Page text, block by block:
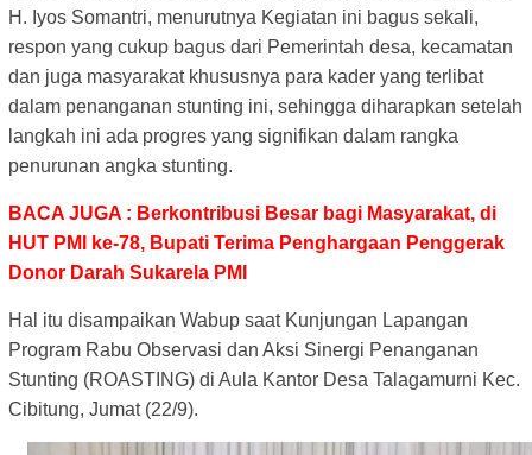
H. Iyos Somantri, menurutnya Kegiatan ini bagus sekali,
respon yang cukup bagus dari Pemerintah desa, kecamatan
dan juga masyarakat khususnya para kader yang terlibat
dalam penanganan stunting ini, sehingga diharapkan setelah
langkah ini ada progres yang signifikan dalam rangka
penurunan angka stunting.
BACA JUGA : Berkontribusi Besar bagi Masyarakat, di
HUT PMI ke-78, Bupati Terima Penghargaan Penggerak
Donor Darah Sukarela PMI
Hal itu disampaikan Wabup saat Kunjungan Lapangan
Program Rabu Observasi dan Aksi Sinergi Penanganan
Stunting (ROASTING) di Aula Kantor Desa Talagamurni Kec.
Cibitung, Jumat (22/9).